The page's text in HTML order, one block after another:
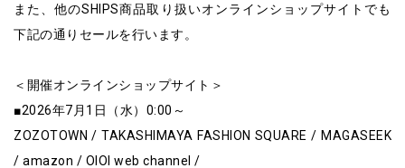
また、他のSHIPS商品取り扱いオンラインショップサイトでも
下記の通りセールを行います。
＜開催オンラインショップサイト＞
■2026年7月1日（水）0:00～
ZOZOTOWN / TAKASHIMAYA FASHION SQUARE / MAGASEEK
/ amazon / OIOI web channel /